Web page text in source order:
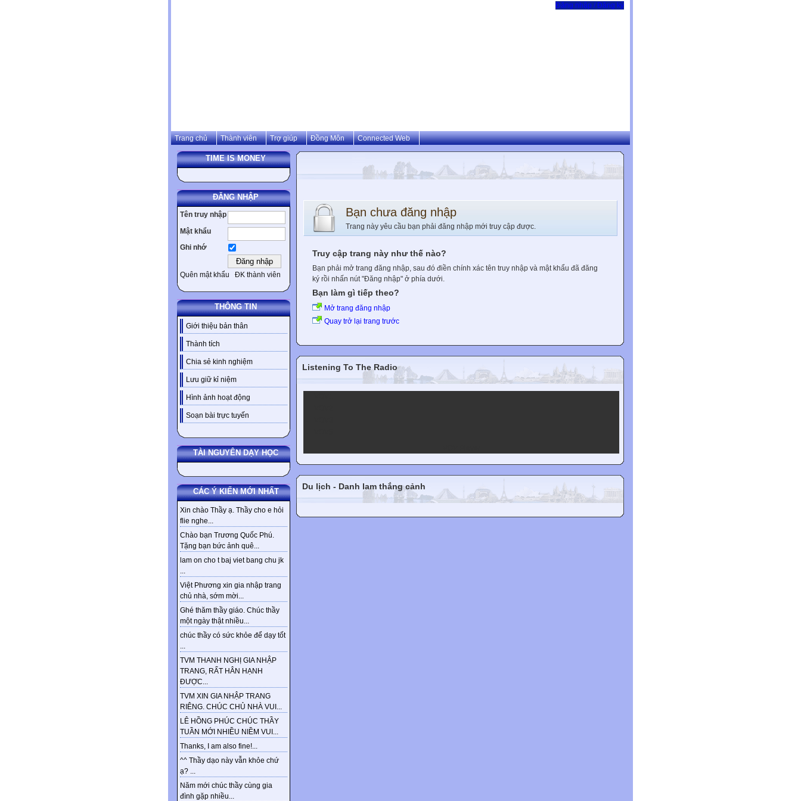
Đăng nhập / Đăng ký
Trang chủ Thành viên Trợ giúp Đồng Môn Connected Web
TIME IS MONEY
ĐĂNG NHẬP
Tên truy nhập
Mật khẩu
Ghi nhớ
Quên mật khẩu ĐK thành viên
THÔNG TIN
Giới thiệu bản thân
Thành tích
Chia sẻ kinh nghiệm
Lưu giữ kỉ niệm
Hình ảnh hoạt động
Soạn bài trực tuyến
TÀI NGUYÊN DẠY HỌC
CÁC Ý KIẾN MỚI NHẤT
Xin chào Thầy ạ. Thầy cho e hỏi
flie nghe...
Chào bạn Trương Quốc Phú.
Tặng bạn bức ảnh quê...
lam on cho t baj viet bang chu jk
...
Việt Phương xin gia nhập trang
chủ nhà, sớm mời...
Ghé thăm thầy giáo. Chúc thầy
một ngày thật nhiều...
chúc thầy có sức khỏe để dạy tốt
...
TVM THANH NGHỊ GIA NHẬP
TRANG, RẤT HÂN HẠNH
ĐƯỢC...
TVM XIN GIA NHẬP TRANG
RIÊNG. CHÚC CHỦ NHÀ VUI...
LÊ HỒNG PHÚC CHÚC THẦY
TUẦN MỚI NHIỀU NIỀM VUI...
Thanks, I am also fine!...
^^ Thầy dạo này vẫn khỏe chứ
ạ? ...
Năm mới chúc thầy cùng gia
đình gặp nhiều...
Bạn chưa đăng nhập
Trang này yêu cầu bạn phải đăng nhập mới truy cập được.
Truy cập trang này như thế nào?
Bạn phải mở trang đăng nhập, sau đó điền chính xác tên truy nhập và mật khẩu đã đăng
ký rồi nhấn nút "Đăng nhập" ở phía dưới.
Bạn làm gì tiếp theo?
Mở trang đăng nhập
Quay trở lại trang trước
Listening To The Radio
Du lịch - Danh lam thắng cảnh